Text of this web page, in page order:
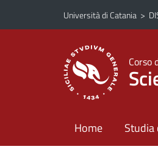
Vai al contenuto principale
Vai al menu di navigazione
Università di Catania >
Corso
Home Studia